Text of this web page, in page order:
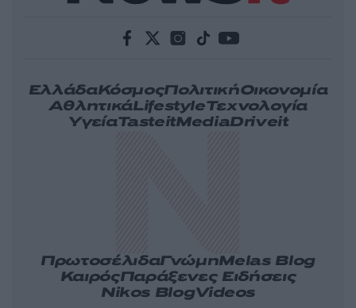
ΕλλάδαΚόσμοςΠολιτικήΟικονομία
ΑθλητικάLifestyleΤεχνολογία
ΥγείαTasteitMediaDriveit
ΠρωτοσέλιδαΓνώμηMelas Blog
ΚαιρόςΠαράξενες Ειδήσεις
Nikos BlogVideos